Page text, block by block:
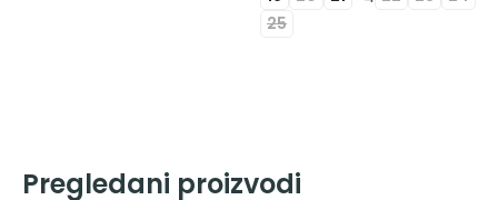
25
Pregledani proizvodi